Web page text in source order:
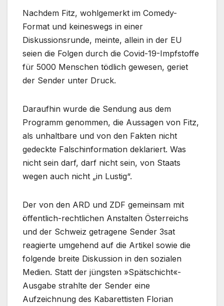
Nachdem Fitz, wohlgemerkt im Comedy-
Format und keineswegs in einer
Diskussionsrunde, meinte, allein in der EU
seien die Folgen durch die Covid-19-Impfstoffe
für 5000 Menschen tödlich gewesen, geriet
der Sender unter Druck.
Daraufhin wurde die Sendung aus dem
Programm genommen, die Aussagen von Fitz,
als unhaltbare und von den Fakten nicht
gedeckte Falschinformation deklariert. Was
nicht sein darf, darf nicht sein, von Staats
wegen auch nicht „in Lustig“.
Der von den ARD und ZDF gemeinsam mit
öffentlich-rechtlichen Anstalten Österreichs
und der Schweiz getragene Sender 3sat
reagierte umgehend auf die Artikel sowie die
folgende breite Diskussion in den sozialen
Medien. Statt der jüngsten »Spätschicht«-
Ausgabe strahlte der Sender eine
Aufzeichnung des Kabarettisten Florian